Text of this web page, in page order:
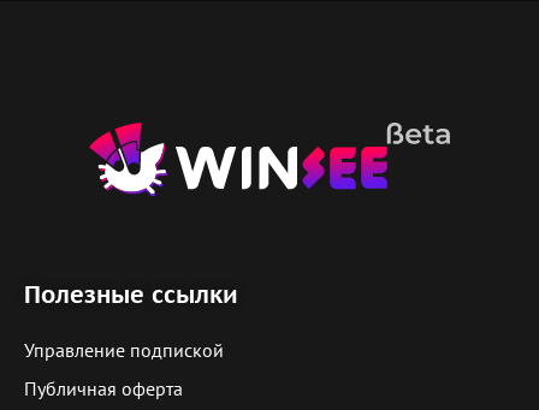
Полезные ссылки
Управление подпиской
Публичная оферта